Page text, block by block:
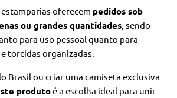
oferecem pedidos sob
ou grandes quantidades, sendo
para uso pessoal quanto para
torcidas organizadas.
Brasil ou criar uma camiseta exclusiva
produtoé a escolha ideal para unir